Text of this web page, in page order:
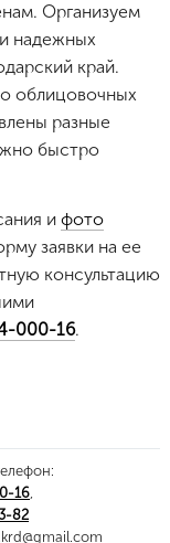
Организуем
надежных
край.
облицовочных
разные
быстро
и фото
заявки на ее
консультацию
000-16.
16
82